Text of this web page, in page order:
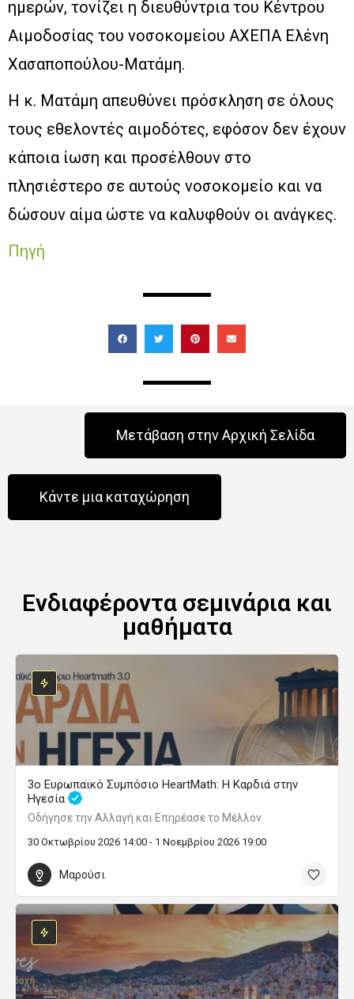
ημερών, τονίζει η διευθύντρια του Κέντρου
Αιμοδοσίας του νοσοκομείου ΑΧΕΠΑ Ελένη
Χασαποπούλου-Ματάμη.
Η κ. Ματάμη απευθύνει πρόσκληση σε όλους
τους εθελοντές αιμοδότες, εφόσον δεν έχουν
κάποια ίωση και προσέλθουν στο
πλησιέστερο σε αυτούς νοσοκομείο και να
δώσουν αίμα ώστε να καλυφθούν οι ανάγκες.
Πηγή
Μετάβαση στην Αρχική Σελίδα
Κάντε μια καταχώρηση
Ενδιαφέροντα σεμινάρια και
μαθήματα
3ο Ευρωπαϊκό Συμπόσιο HeartMath: Η Καρδιά στην
Ηγεσία
Οδήγησε την Αλλαγή και Επηρέασε το Μέλλον
30 Οκτωβρίου 2026 14:00 - 1 Νοεμβρίου 2026 19:00
Μαρούσι